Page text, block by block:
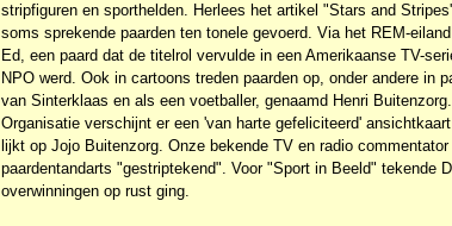
stripfiguren en sporthelden. Herlees het artikel "Stars and
soms sprekende paarden ten tonele gevoerd. Via het REM-
Ed, een paard dat de titelrol vervulde in een Amerikaanse TV-
NPO werd. Ook in cartoons treden paarden op, onder andere in
van Sinterklaas en als een voetballer, genaamd Henri
Organisatie verschijnt er een 'van harte gefeliciteerd'
lijkt op Jojo Buitenzorg. Onze bekende TV en radio
paardentandarts "gestriptekend". Voor "Sport in Beeld" tekende
overwinningen op rust ging.